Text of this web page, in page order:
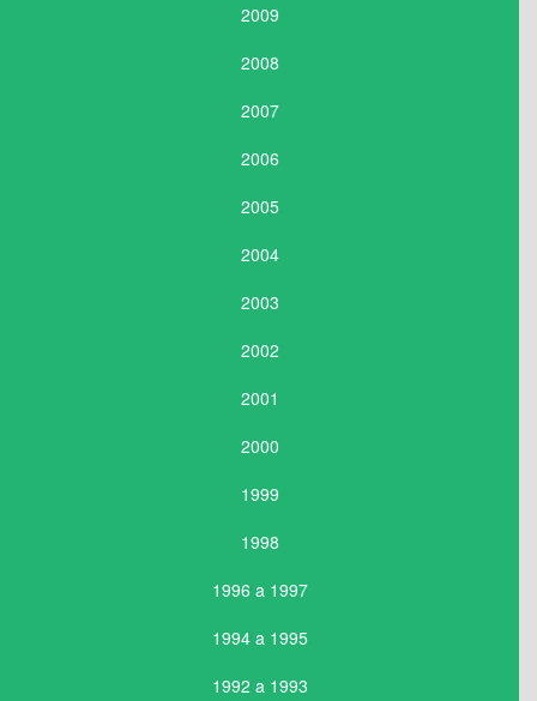
2009
2008
2007
2006
2005
2004
2003
2002
2001
2000
1999
1998
1996 a 1997
1994 a 1995
1992 a 1993